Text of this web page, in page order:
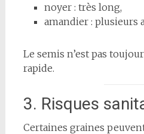
noyer : très long,
amandier : plusieurs
Le semis n’est pas
rapide.
3. Risques
Certaines graines